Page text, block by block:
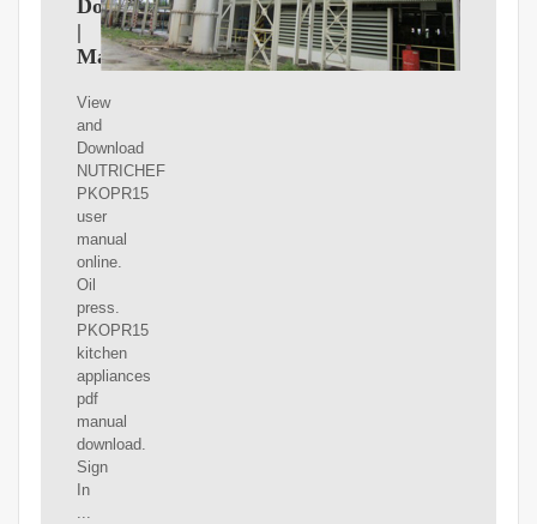
Download
|
ManualsLib
View
and
Download
NUTRICHEF
PKOPR15
user
manual
online.
Oil
press.
PKOPR15
kitchen
appliances
pdf
manual
download.
Sign
In
...